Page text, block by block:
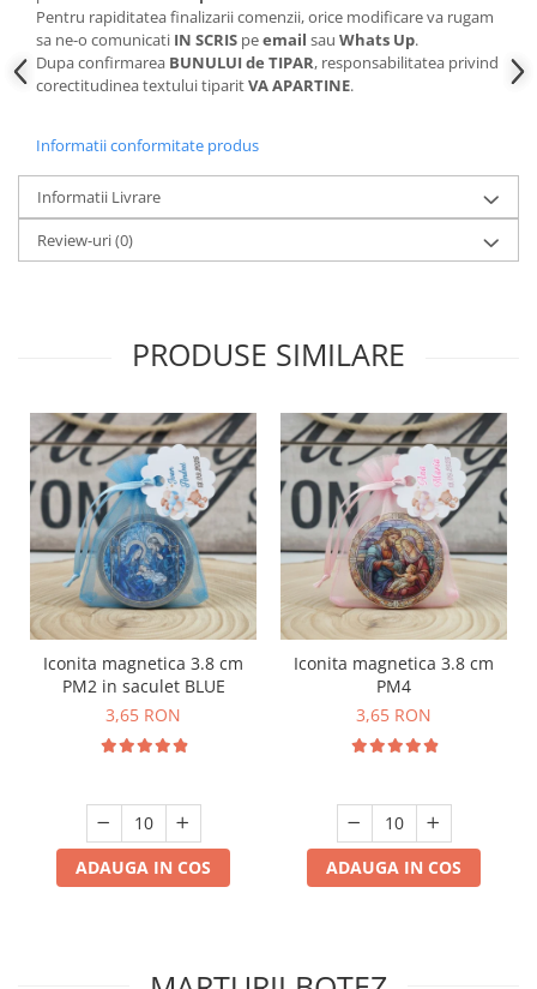
Pentru rapiditatea finalizarii comenzii, orice modificare va rugam
sa ne-o comunicati IN SCRIS peemail sau Whats Up.
Dupa confirmarea BUNULUI de TIPAR, responsabilitatea privind
corectitudinea textului tiparitVA APARTINE.
Informatii conformitate produs
Informatii Livrare
Review-uri(0)
PRODUSE SIMILARE
Iconita magnetica 3.8 cm
PM2 in saculet BLUE
3,65 RON
ADAUGA IN COS
Iconita magnetica 3.8 cm
PM4
3,65 RON
ADAUGA IN COS